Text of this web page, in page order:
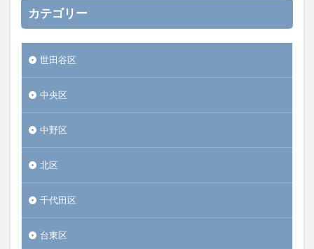
カテゴリー
世田谷区
中央区
中野区
北区
千代田区
台東区